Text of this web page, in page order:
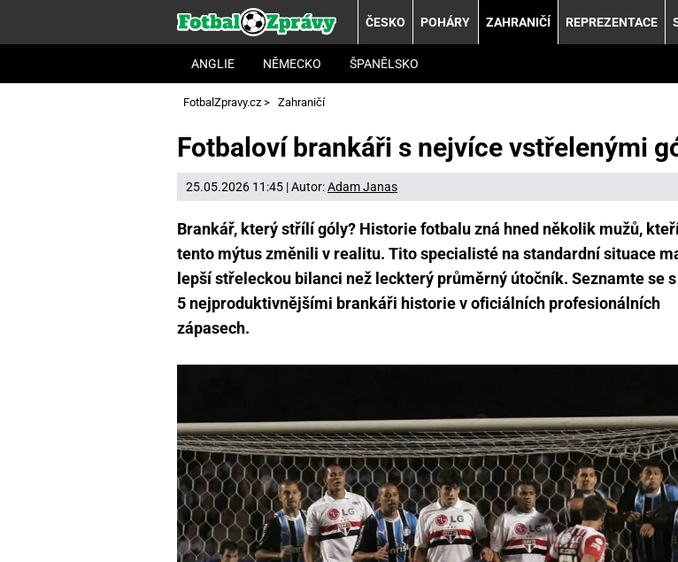
ČESKO POHÁRY ZAHRANIČÍ
ANGLIE NĚMECKO ŠPANĚLSKO
REPREZENTACE
FotbalZpravy.cz > Zahraničí
Fotbaloví brankáři s nejvíce vstřelenými
25.05.2026 11:45 | Autor:Adam Janas
Brankář, který střílí góly? Historie fotbalu zná hned několik mužů,
tento mýtus změnili v realitu. Tito specialisté na standardní situace
lepší střeleckou bilanci než leckterý průměrný útočník. Seznamte se s
5 nejproduktivnějšími brankáři historie v oficiálních profesionálních
zápasech.